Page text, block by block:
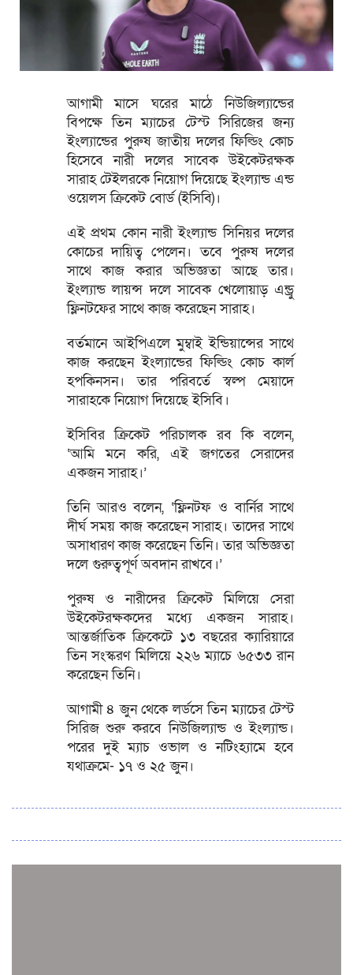
আগামী মাসে ঘরের মাঠে নিউজিল্যান্ডের
বিপক্ষে তিন ম্যাচের টেস্ট সিরিজের জন্য
ইংল্যান্ডের পুরুষ জাতীয় দলের ফিল্ডিং কোচ
হিসেবে নারী দলের সাবেক উইকেটরক্ষক
সারাহ টেইলরকে নিয়োগ দিয়েছে ইংল্যান্ড এন্ড
ওয়েলস ক্রিকেট বোর্ড (ইসিবি)।
এই প্রথম কোন নারী ইংল্যান্ড সিনিয়র দলের
কোচের দায়িত্ব পেলেন। তবে পুরুষ দলের
সাথে কাজ করার অভিজ্ঞতা আছে তার।
ইংল্যান্ড লায়ন্স দলে সাবেক খেলোয়াড় এন্ড্রু
ফ্লিনটফের সাথে কাজ করেছেন সারাহ।
বর্তমানে আইপিএলে মুম্বাই ইন্ডিয়ান্সের সাথে
কাজ করছেন ইংল্যান্ডের ফিল্ডিং কোচ কার্ল
হপকিনসন। তার পরিবর্তে স্বল্প মেয়াদে
সারাহকে নিয়োগ দিয়েছে ইসিবি।
ইসিবির ক্রিকেট পরিচালক রব কি বলেন,
‘আমি মনে করি, এই জগতের সেরাদের
একজন সারাহ।’
তিনি আরও বলেন, ‘ফ্লিনটফ ও বার্নির সাথে
দীর্ঘ সময় কাজ করেছেন সারাহ। তাদের সাথে
অসাধারণ কাজ করেছেন তিনি। তার অভিজ্ঞতা
দলে গুরুত্বপূর্ণ অবদান রাখবে।’
পুরুষ ও নারীদের ক্রিকেট মিলিয়ে সেরা
উইকেটরক্ষকদের মধ্যে একজন সারাহ।
আন্তর্জাতিক ক্রিকেটে ১৩ বছরের ক্যারিয়ারে
তিন সংস্করণ মিলিয়ে ২২৬ ম্যাচে ৬৫৩৩ রান
করেছেন তিনি।
আগামী ৪ জুন থেকে লর্ডসে তিন ম্যাচের টেস্ট
সিরিজ শুরু করবে নিউজিল্যান্ড ও ইংল্যান্ড।
পরের দুই ম্যাচ ওভাল ও নটিংহ্যামে হবে
যথাক্রমে- ১৭ ও ২৫ জুন।